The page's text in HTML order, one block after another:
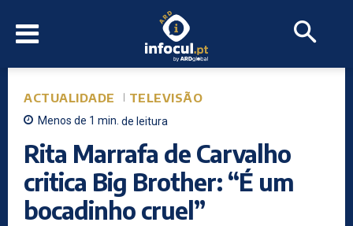
ACTUALIDADE TELEVISÃO
Menos de 1 min. de leitura
Rita Marrafa de Carvalho
critica Big Brother: “É um
bocadinho cruel”